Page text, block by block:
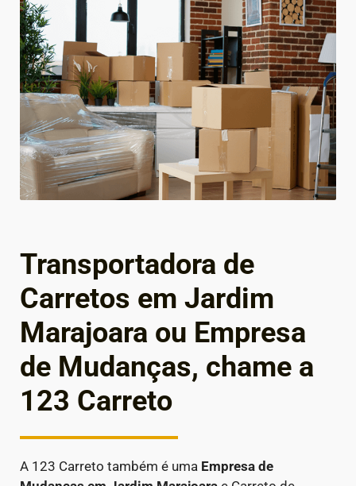
Transportadora de
Carretos em Jardim
Marajoara ou Empresa
de Mudanças, chame a
123 Carreto
A 123 Carreto também é uma Empresa de